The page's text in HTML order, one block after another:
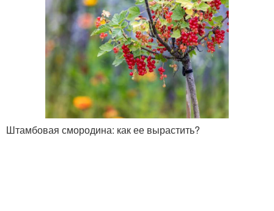
Штамбовая смородина: как ее вырастить?